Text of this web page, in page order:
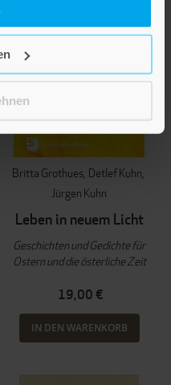
Britta Grothues Detlef Kuhn
Jürgen Kuhn
Leben in neuem Licht
Geschichten und Gedichte für
Ostern und die österliche Zeit
19,00 €
IN DEN WARENKORB